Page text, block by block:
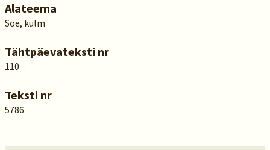
Alateema
Soe, külm
Tähtpäevateksti nr
110
Teksti nr
5786